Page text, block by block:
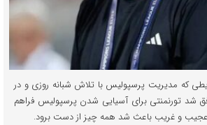
که مدیریت پرسپولیس با تلاش شبانه روزی و در
شد تورنمنتی برای آسیایی شدن پرسپولیس فراهم
عجیب و غریب باعث شد همه چیز از دست برود.